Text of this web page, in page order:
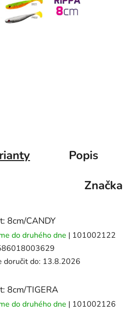
Popis
Značka
8cm/CANDY
do druhého dne | 101002122
doručit do: 13.8.2026
8cm/TIGERA
do druhého dne | 101002126